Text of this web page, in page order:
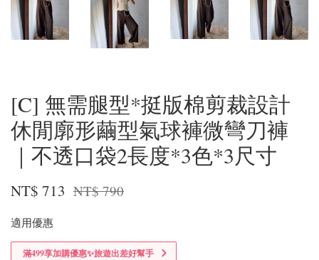
[C] 無需腿型*挺版棉剪裁設計
休閒廓形繭型氣球褲微彎刀褲
｜不透口袋2長度*3色*3尺寸
NT$ 713 NT$ 790
適用優惠
滿499享加購優惠✨旅遊出差好幫手